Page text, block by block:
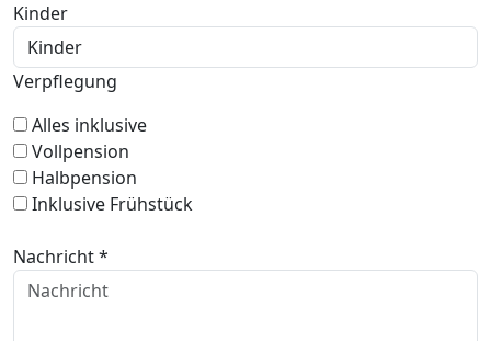
Kinder
Verpflegung
Alles inklusive
Vollpension
Halbpension
Inklusive Frühstück
Nachricht *